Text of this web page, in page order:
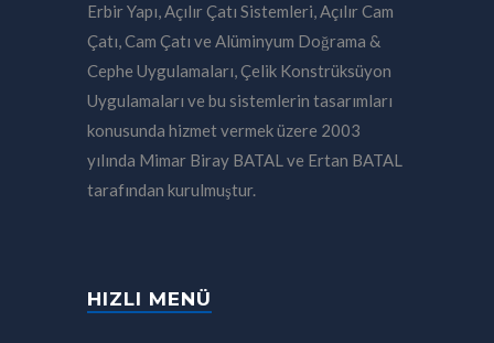
Erbir Yapı, Açılır Çatı Sistemleri, Açılır Cam
Çatı, Cam Çatı ve Alüminyum Doğrama &
Cephe Uygulamaları, Çelik Konstrüksüyon
Uygulamaları ve bu sistemlerin tasarımları
konusunda hizmet vermek üzere 2003
yılında Mimar Biray BATAL ve Ertan BATAL
tarafından kurulmuştur.
HIZLI MENÜ